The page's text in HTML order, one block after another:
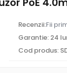
Recenzii:Fii
Garantie: 24
Cod produs: